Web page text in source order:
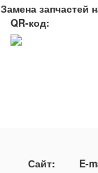
Замена запчастей
QR-код:
Сайт:
E-